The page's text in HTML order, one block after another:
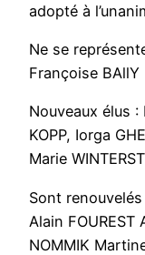
adopté à
Ne se
Françoise BAllY
Nouveaux élus :
KOPP, Iorga
Marie
Sont renouvelés
Alain FOUREST
NOMMIK